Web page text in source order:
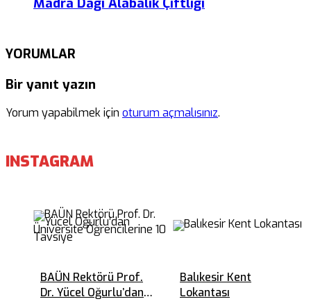
YORUMLAR
Bir yanıt yazın
Yorum yapabilmek için oturum açmalısınız.
INSTAGRAM
BAÜN Rektörü Prof.
Dr. Yücel Oğurlu’dan
Balıkesir Kent
Lokantası